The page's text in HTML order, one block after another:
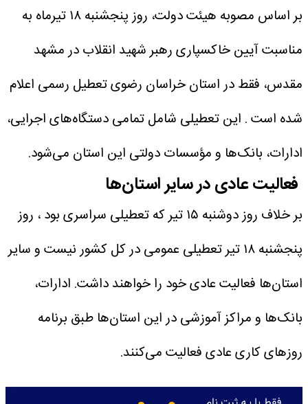
بر اساس مصوبه هیئت دولت، روز پنجشنبه ۱۸ تیرماه به
مناسبت آیین خاکسپاری رهبر شهید انقلاب در مشهد
مقدس، فقط در استان خراسان رضوی تعطیل رسمی اعلام
شده است . این تعطیلی شامل تمامی دستگاه‌های اجرایی،
ادارات، بانک‌ها و مؤسسات دولتی این استان می‌شود.
فعالیت عادی در سایر استان‌ها
بر خلاف روز دوشنبه ۱۵ تیر که تعطیلی سراسری بود ، روز
پنجشنبه ۱۸ تیر تعطیلی عمومی در کل کشور نیست و سایر
استان‌ها فعالیت عادی خود را خواهند داشت. ادارات،
بانک‌ها و مراکز آموزشی در این استان‌ها طبق برنامه
روزهای کاری عادی فعالیت می‌کنند.